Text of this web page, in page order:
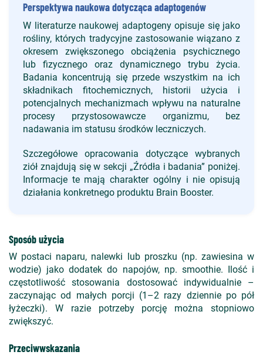
Perspektywa naukowa dotycząca adaptogenów
W literaturze naukowej adaptogeny opisuje się jako
rośliny, których tradycyjne zastosowanie wiązano z
okresem zwiększonego obciążenia psychicznego
lub fizycznego oraz dynamicznego trybu życia.
Badania koncentrują się przede wszystkim na ich
składnikach fitochemicznych, historii użycia i
potencjalnych mechanizmach wpływu na naturalne
procesy przystosowawcze organizmu, bez
nadawania im statusu środków leczniczych.
Szczegółowe opracowania dotyczące wybranych
ziół znajdują się w sekcji „Źródła i badania” poniżej.
Informacje te mają charakter ogólny i nie opisują
działania konkretnego produktu Brain Booster.
Sposób użycia
W postaci naparu, nalewki lub proszku (np. zawiesina w
wodzie) jako dodatek do napojów, np. smoothie. Ilość i
częstotliwość stosowania dostosować indywidualnie –
zaczynając od małych porcji (1–2 razy dziennie po pół
łyżeczki). W razie potrzeby porcję można stopniowo
zwiększyć.
Przeciwwskazania